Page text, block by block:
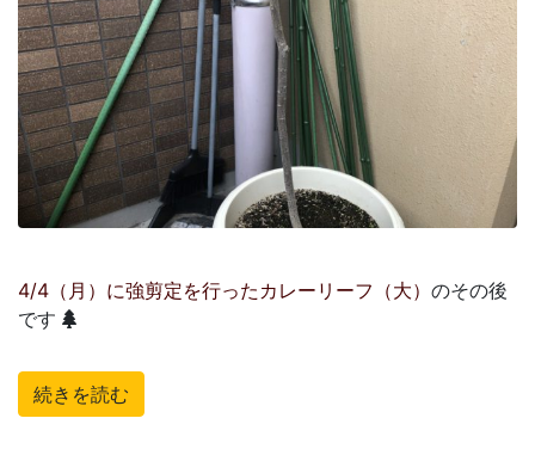
4/4（月）に強剪定を行ったカレーリーフ（大） のその後
です
続きを読む